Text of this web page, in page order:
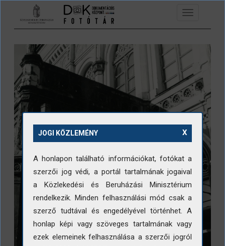
Ugrás a tartalomra
Toggle
navigation
X
JOGI KÖZLEMÉNY
A honlapon található információkat, fotókat a
szerzői jog védi, a portál tartalmának jogaival
a Közlekedési és Beruházási Minisztérium
rendelkezik. Minden felhasználási mód csak a
szerző tudtával és engedélyével történhet. A
honlap képi vagy szöveges tartalmának vagy
ezek elemeinek felhasználása a szerzői jogról